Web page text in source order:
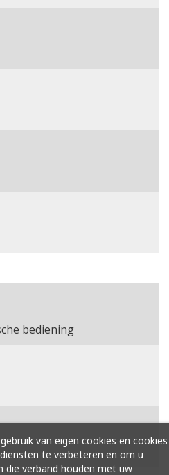
bediening
van eigen cookies en cookies
te verbeteren en om u
verband houden met uw